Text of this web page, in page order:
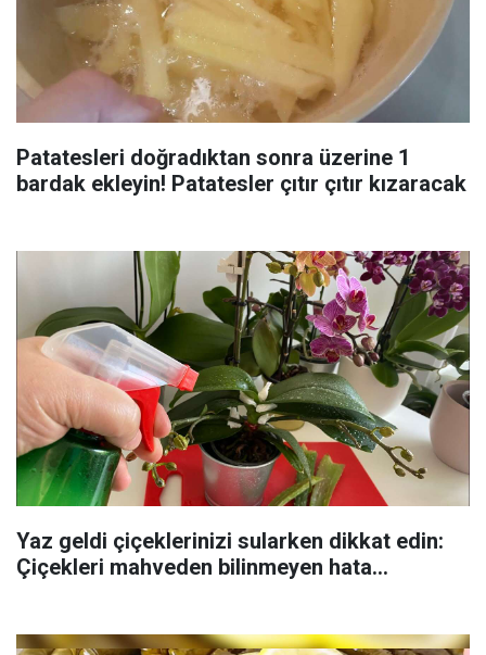
Patatesleri doğradıktan sonra üzerine 1
bardak ekleyin! Patatesler çıtır çıtır kızaracak
Yaz geldi çiçeklerinizi sularken dikkat edin:
Çiçekleri mahveden bilinmeyen hata...